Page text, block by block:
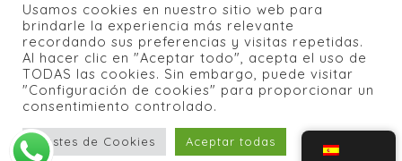
Informedia 2020 Todos los Derechos
Reservados |Política de Privacidad|
Política de Cookies|
accesibilidad
Usamos cookies en nuestro sitio web para
brindarle la experiencia más relevante
recordando sus preferencias y visitas repetidas.
Al hacer clic en "Aceptar todo", acepta el uso de
TODAS las cookies. Sin embargo, puede visitar
"Configuración de cookies" para proporcionar un
consentimiento controlado.
Ajustes de Cookies
Aceptar todas